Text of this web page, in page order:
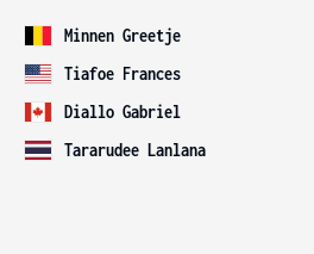
Minnen Greetje
Tiafoe Frances
Diallo Gabriel
Tararudee Lanlana